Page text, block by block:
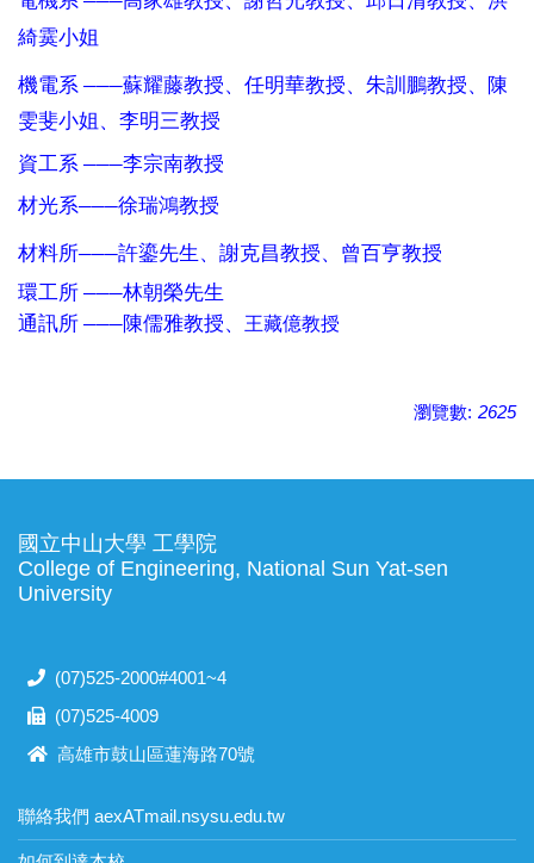
綺霙小姐
機電系 ───蘇耀藤教授、任明華教授、朱訓鵬教授、陳
雯斐小姐、李明三教授
資工系 ───李宗南教授
材光系───徐瑞鴻教授
材料所───許鎏先生、謝克昌教授、曾百亨教授
環工所 ───林朝榮先生
通訊所 ───陳儒雅教授、 王藏億教授
瀏覽數: 2625
國立中山大學 工學院
College of Engineering, National Sun Yat-sen
University
(07)525-2000#4001~4
(07)525-4009
高雄市鼓山區蓮海路70號
聯絡我們 aexATmail.nsysu.edu.tw